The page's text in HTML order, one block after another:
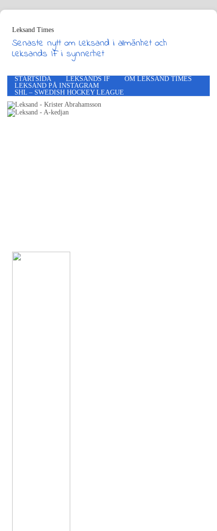
Leksand Times
Senaste nytt om Leksand i allmänhet och
Leksands IF i synnerhet
STARTSIDA LEKSANDS IF
OM LEKSAND TIMES
LEKSAND PÅ INSTAGRAM
SHL – SWEDISH HOCKEY LEAGUE